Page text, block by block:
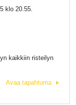
klo 20.55.
kaikkiin risteilyn
Avaa tapahtuma